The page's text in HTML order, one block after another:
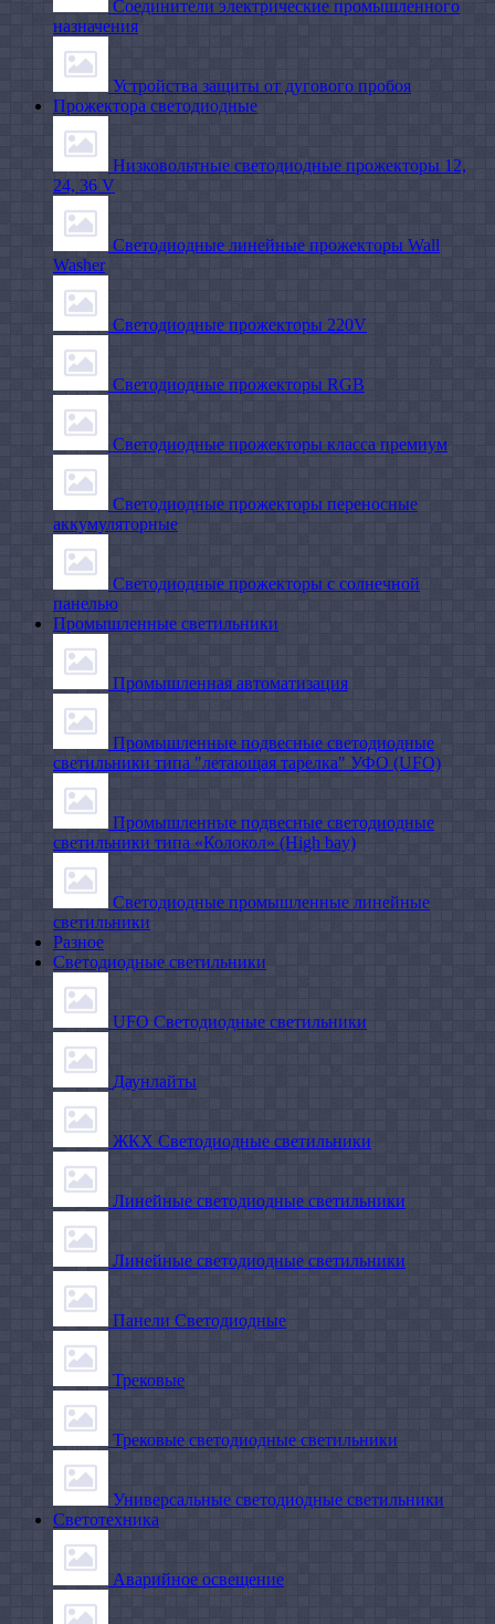
Соединители электрические промышленного
назначения
Устройства защиты от дугового пробоя
Прожектора светодиодные
Низковольтные светодиодные прожекторы 12,
24, 36 V
Светодиодные линейные прожекторы Wall
Washer
Светодиодные прожекторы 220V
Светодиодные прожекторы RGB
Светодиодные прожекторы класса премиум
Светодиодные прожекторы переносные
аккумуляторные
Светодиодные прожекторы с солнечной
панелью
Промышленные светильники
Промышленная автоматизация
Промышленные подвесные cветодиодные
светильники типа "летающая тарелка" УФО (UFO)
Промышленные подвесные cветодиодные
светильники типа «Колокол» (High bay)
Светодиодные промышленные линейные
светильники
Разное
Светодиодные светильники
UFO Светодиодные светильники
Даунлайты
ЖКХ Светодиодные светильники
Линейные светодиодные светильники
Линейные светодиодные светильники
Панели Светодиодные
Трековые
Трековые светодиодные светильники
Универсальные светодиодные светильники
Светотехника
Аварийное освещение